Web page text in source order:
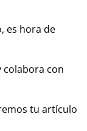
es hora de
con
tu artículo